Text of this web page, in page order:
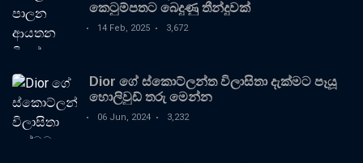
කෙටුම්පතට බෙදුණු තීන්දුවක්
14 Feb, 2025 3,672
Dior ගේ ස්කොට්ලන්ත විලාසිතා දැක්මට පෑයූ
හොලිවුඩ් තරු මෙන්න
06 Jun, 2024 3,232